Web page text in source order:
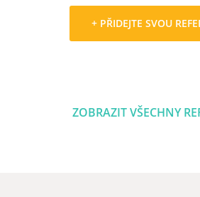
+ PŘIDEJTE SVOU
ZOBRAZIT VŠECHNY